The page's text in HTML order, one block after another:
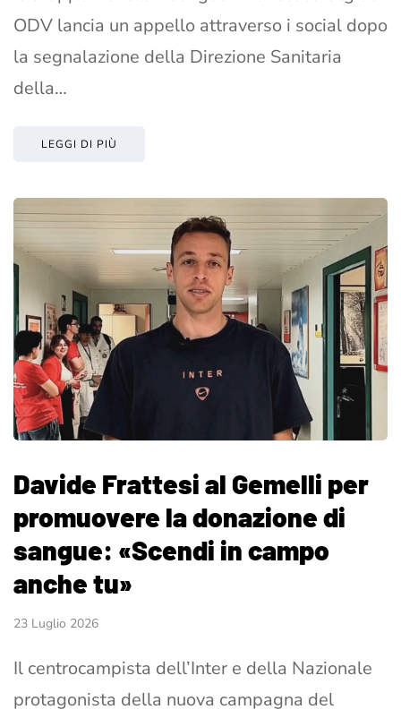
ODV lancia un appello attraverso i social dopo
la segnalazione della Direzione Sanitaria
della…
LEGGI DI PIÙ
Davide Frattesi al Gemelli per
promuovere la donazione di
sangue: «Scendi in campo
anche tu»
23 Luglio 2026
Il centrocampista dell’Inter e della Nazionale
protagonista della nuova campagna del